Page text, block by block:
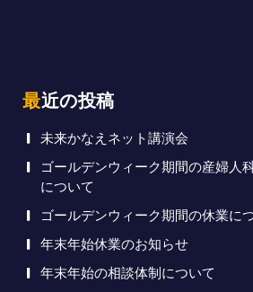
最近の投稿
未来かなえネット講演会
ゴールデンウィーク期間の産婦人
について
ゴールデンウィーク期間の休業に
年末年始休業のお知らせ
年末年始の相談体制について